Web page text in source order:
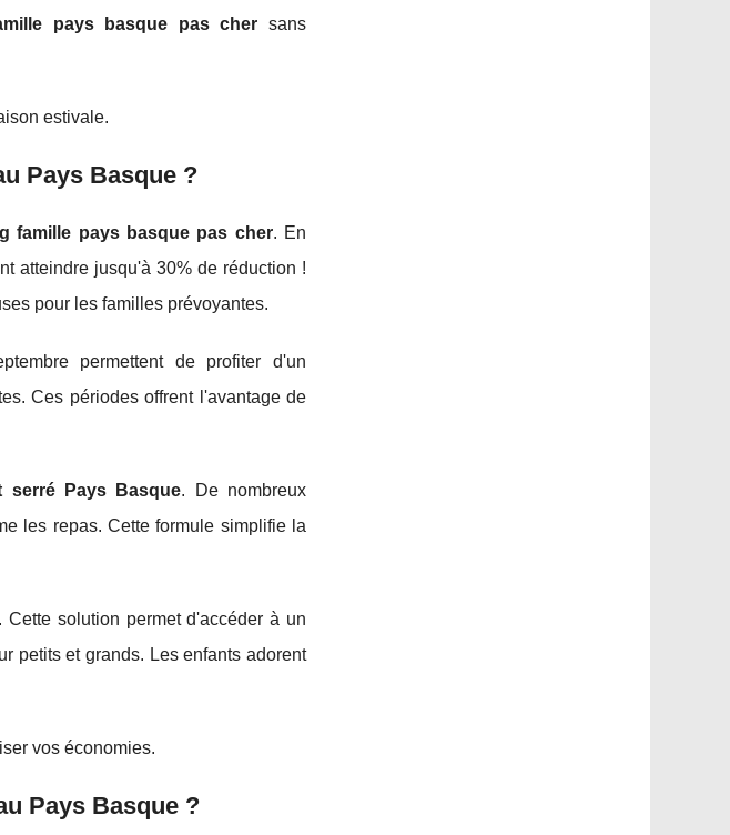
pays basque pas cher sans
estivale.
Pays Basque ?
famille pays basque pas cher. En
atteindre jusqu'à 30% de réduction !
pour les familles prévoyantes.
permettent de profiter d'un
Ces périodes offrent l'avantage de
serré Pays Basque. De nombreux
les repas. Cette formule simplifie la
solution permet d'accéder à un
petits et grands. Les enfants adorent
vos économies.
Pays Basque ?